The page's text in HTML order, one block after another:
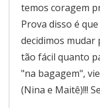
temos coragem
Prova disso é
decidimos mudar
tão fácil quanto
"na bagagem",
(Nina e Maitê)!!!